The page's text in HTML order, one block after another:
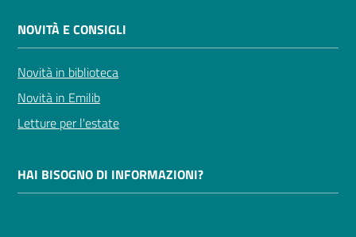
NOVITÀ E CONSIGLI
Novità in biblioteca
Novità in Emilib
Letture per l'estate
HAI BISOGNO DI INFORMAZIONI?